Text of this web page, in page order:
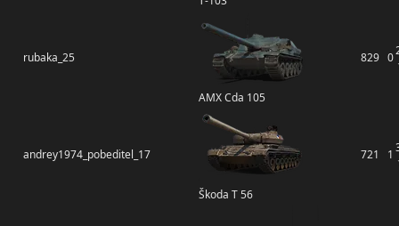
rubaka_25
AMX Cda 105
829 0
andrey1974_pobeditel_17
Škoda T 56
721 1